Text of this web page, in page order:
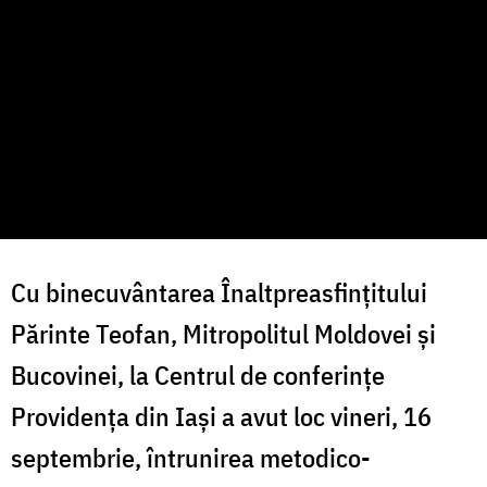
Cu binecuvântarea Înaltpreasfințitului
Părinte Teofan, Mitropolitul Moldovei și
Bucovinei, la Centrul de conferințe
Providența din Iași a avut loc vineri, 16
septembrie, întrunirea metodico-